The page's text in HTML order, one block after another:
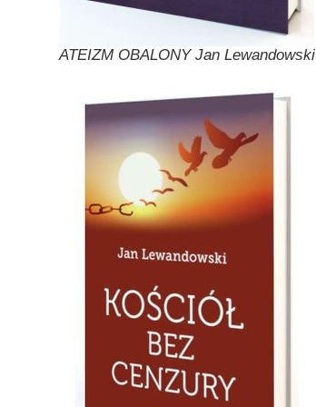
ATEIZM OBALONY Jan Lewandowski